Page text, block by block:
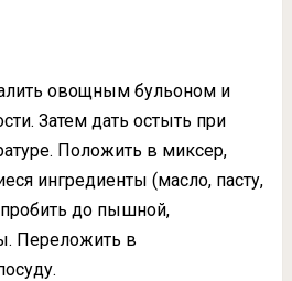
овощным бульоном и
Затем дать остыть при
Положить в миксер,
ингредиенты (масло, пасту,
до пышной,
Переложить в